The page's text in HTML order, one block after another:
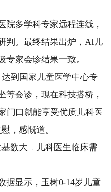
多学科专家远程连线，
判。最终结果出炉，AI儿
专家会诊结果一致。
到国家儿童医学中心专
等会诊，现在科技搭桥，
门口就能享受优质儿科医
，感慨道。
数大，儿科医生临床需
显示，玉树0-14岁儿童